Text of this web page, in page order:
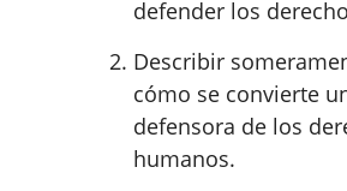
defender los
Describir
cómo se convierte
defensora de los
humanos.